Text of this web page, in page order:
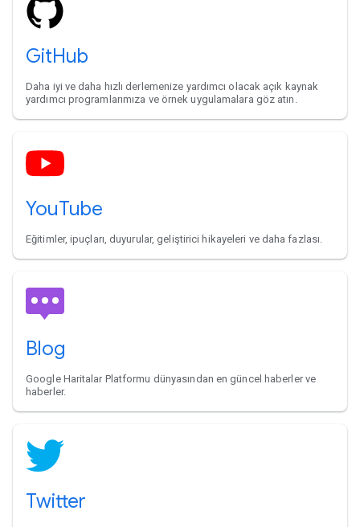
GitHub
Daha iyi ve daha hızlı derlemenize yardımcı olacak açık kaynak
yardımcı programlarımıza ve örnek uygulamalara göz atın.
YouTube
Eğitimler, ipuçları, duyurular, geliştirici hikayeleri ve daha fazlası.
Blog
Google Haritalar Platformu dünyasından en güncel haberler ve
haberler.
Twitter